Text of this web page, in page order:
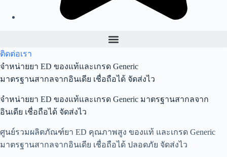
ติดต่อเรา
จำหน่ายยา ED ของแท้และเกรด Generic
มาตรฐานสากลจากอินเดีย เชื่อถือได้ จัดส่งไว
จำหน่ายยา ED ของแท้และเกรด Generic มาตรฐานสากลจาก
อินเดีย เชื่อถือได้ จัดส่งไว
ศูนย์รวมผลิตภัณฑ์ยา ED คุณภาพสูง ของแท้ และเกรด Generic
มาตรฐานสากลจากอินเดีย เชื่อถือได้ ปลอดภัย จัดส่งไว